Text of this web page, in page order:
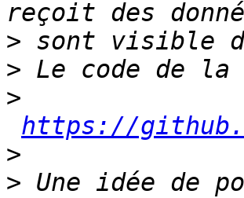
>
>
>
https://
>
> Une idée de